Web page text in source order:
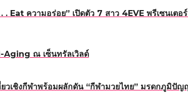
ความอร่อย” เปิดตัว 7 สาว 4EVE พรีเซนเตอ
Aging ณ เซ็นทรัลเวิลด์
เชิงกีฬาพร้อมผลักดัน “กีฬามวยไทย” มรดกภูมิปั